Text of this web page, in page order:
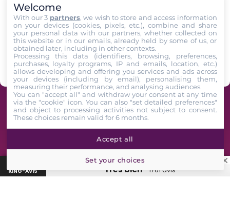
Rejoignez nous surTIKTOK,Youtube etFacebook!
Suivez-Nous
GrowLED - Équipe de passionnés horticoles à votre service depuis 2009 -
2026. All Rights Reserved
Avis clients GrowLED : 4,7/5 sur 1743 avis vérifiés King-Avis
KING-AVIS “Très bien” 1761 avis
Welcome
With our 3 partners, we wish to store and access information
on your devices (cookies, pixels, etc.), combine and share
your personal data with our partners, whether collected on
this website or in our emails, already held by some of us, or
obtained later, including in other contexts.
Processing this data (identifiers, browsing, preferences,
purchases, loyalty programs, IP and emails, location, etc.)
allows developing and offering you services and ads across
your devices (including by email), personalising them,
measuring their performance, and analysing audiences.
You can "accept all" and withdraw your consent at any time
via the "cookie" icon. You can also "set detailed preferences"
and object to processing activities not subject to consent.
These choices remain valid for 6 months.
Set your choices
Accept all